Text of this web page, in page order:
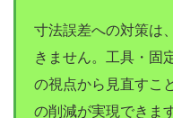
寸法誤差への対策は
きません。工具・固
の視点から見直すこ
の削減が実現できま